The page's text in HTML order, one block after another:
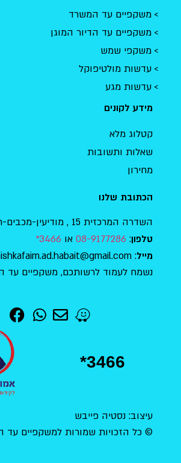
משקפיים עד המשרד
משקפיים עד הדיור המוגן
משקפי שמש
עדשות מולטיפוקל
עדשות מגע
מידע לקונים
קטלוג מלא
שאלות ותשובות
מחירון
הכתובת שלנו
השדרה המרכזית 15 , מודיעין-מכבים-רעות
טלפון:
08-9177286 או 3466*
מייל: mishkafaim.ad.habait@gmail.com
נשמח לעמוד לרשותכם, משקפיים עד
*3466
עיצוב: נסטיה פייבש
© כל הזכויות שמורות למשקפיים עד